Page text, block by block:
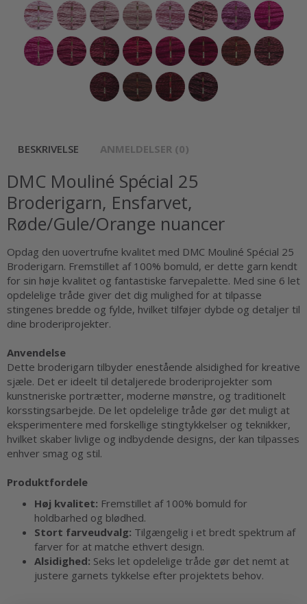
BESKRIVELSE ANMELDELSER (0)
DMC Mouliné Spécial 25
Broderigarn, Ensfarvet,
Røde/Gule/Orange nuancer
Opdag den uovertrufne kvalitet med DMC Mouliné Spécial 25
Broderigarn. Fremstillet af 100% bomuld, er dette garn kendt
for sin høje kvalitet og fantastiske farvepalette. Med sine 6 let
opdelelige tråde giver det dig mulighed for at tilpasse
stingenes bredde og fylde, hvilket tilføjer dybde og detaljer til
dine broderiprojekter.
Anvendelse
Dette broderigarn tilbyder enestående alsidighed for kreative
sjæle. Det er ideelt til detaljerede broderiprojekter som
kunstneriske portrætter, moderne mønstre, og traditionelt
korsstingsarbejde. De let opdelelige tråde gør det muligt at
eksperimentere med forskellige stingtykkelser og teknikker,
hvilket skaber livlige og indbydende designs, der kan tilpasses
enhver smag og stil.
Produktfordele
Høj kvalitet: Fremstillet af 100% bomuld for
holdbarhed og blødhed.
Stort farveudvalg: Tilgængelig i et bredt spektrum af
farver for at matche ethvert design.
Alsidighed: Seks let opdelelige tråde gør det nemt at
justere garnets tykkelse efter projektets behov.